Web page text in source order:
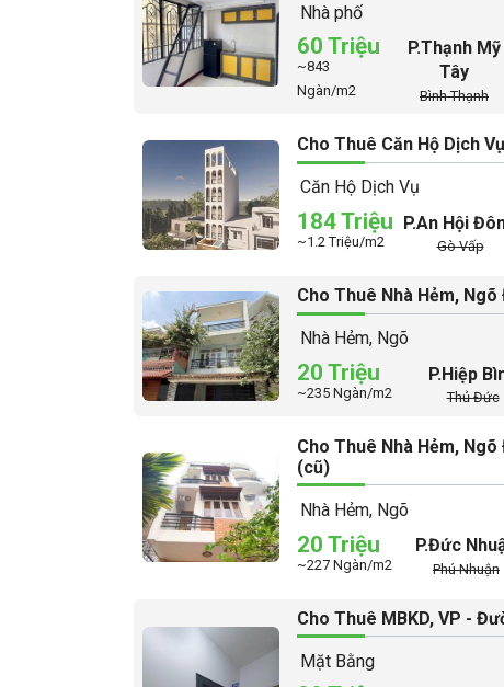
Nhà phố
60 Triệu
~843
Ngàn/m2
P.Thạnh Mỹ
Tây
Bình Thạnh
Cho Thuê Căn Hộ Dịch
Căn Hộ Dịch Vụ
184 Triệu
~1.2 Triệu/m2
P.An Hội
Gò Vấp
Cho Thuê Nhà Hẻm,
Nhà Hẻm, Ngõ
20 Triệu
~235 Ngàn/m2
P.Hiệp
Thủ Đức
Cho Thuê Nhà Hẻm,
(cũ)
Nhà Hẻm, Ngõ
20 Triệu
~227 Ngàn/m2
P.Đức
Phú Nhuận
Cho Thuê MBKD, VP -
Mặt Bằng